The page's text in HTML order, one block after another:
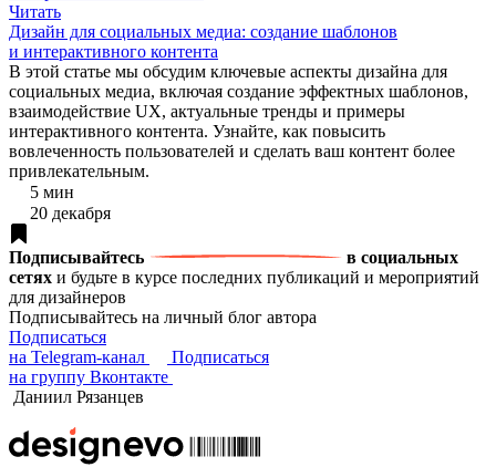
Читать
Дизайн для социальных медиа: создание шаблонов
и интерактивного контента
В этой статье мы обсудим ключевые аспекты дизайна для
социальных медиа, включая создание эффектных шаблонов,
взаимодействие UX, актуальные тренды и примеры
интерактивного контента. Узнайте, как повысить
вовлеченность пользователей и сделать ваш контент более
привлекательным.
5 мин
20 декабря
Подписывайтесь
в социальных
сетях и будьте в курсе последних публикаций и мероприятий
для дизайнеров
Подписывайтесь на личный блог автора
Подписаться
на Telegram-канал
Подписаться
на группу Вконтакте
Даниил Рязанцев